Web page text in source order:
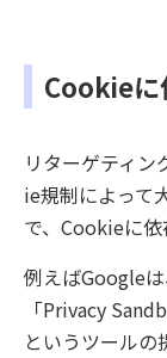
Cookieに
リターゲティ
ie規制によって
で、Cookieに依
例えばGoogle
「Privacy
というツール